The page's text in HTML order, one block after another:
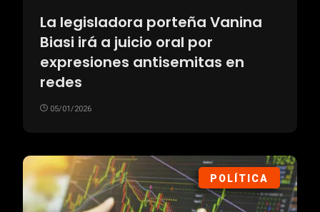
La legisladora porteña Vanina
Biasi irá a juicio oral por
expresiones antisemitas en
redes
05/01/2026
POLÍTICA